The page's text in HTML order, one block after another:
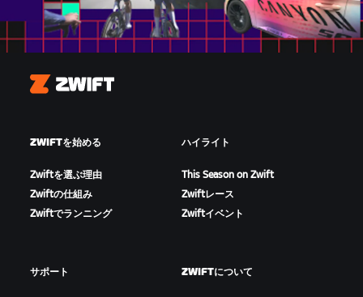
Zwift
ZWIFTを始める
Zwiftを選ぶ理由
Zwiftの仕組み
Zwiftでランニング
ハイライト
This Season on Zwift
Zwiftレース
Zwiftイベント
サポート ZWIFTについて